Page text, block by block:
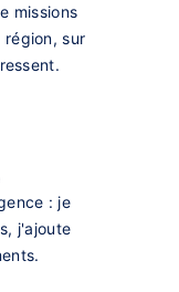
missions
région, sur
: je
j'ajoute